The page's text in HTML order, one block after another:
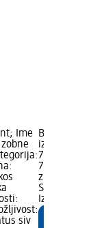
Ime
siv
Blagovna
izdelka:
75 ml;
75 ml (2,60
znamka
Status
Izberite dm